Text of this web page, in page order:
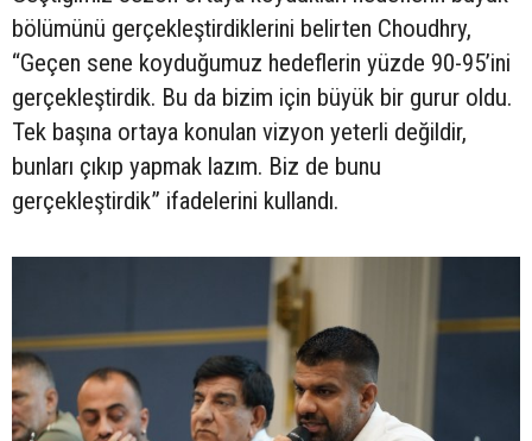
bölümünü gerçekleştirdiklerini belirten Choudhry,
“Geçen sene koyduğumuz hedeflerin yüzde 90-95’ini
gerçekleştirdik. Bu da bizim için büyük bir gurur oldu.
Tek başına ortaya konulan vizyon yeterli değildir,
bunları çıkıp yapmak lazım. Biz de bunu
gerçekleştirdik” ifadelerini kullandı.